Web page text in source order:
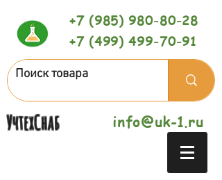
+7 (985) 980-80-28
+7 (499) 499-70-91
УчтехСнаб info@uk-1.ru